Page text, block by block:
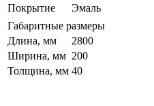
Покрытие
Эмаль
Габаритные размеры
Длина, мм
2800
Ширина, мм 200
Толщина, мм 40